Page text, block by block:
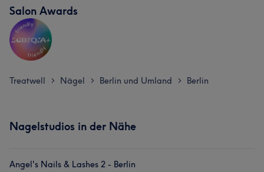
Salon Awards
Treatwell > Nägel > Berlin und Umland > Berlin
Nagelstudios in der Nähe
Angel's Nails & Lashes 2 - Berlin